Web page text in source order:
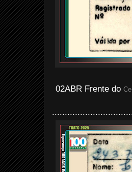
02ABR Frente do